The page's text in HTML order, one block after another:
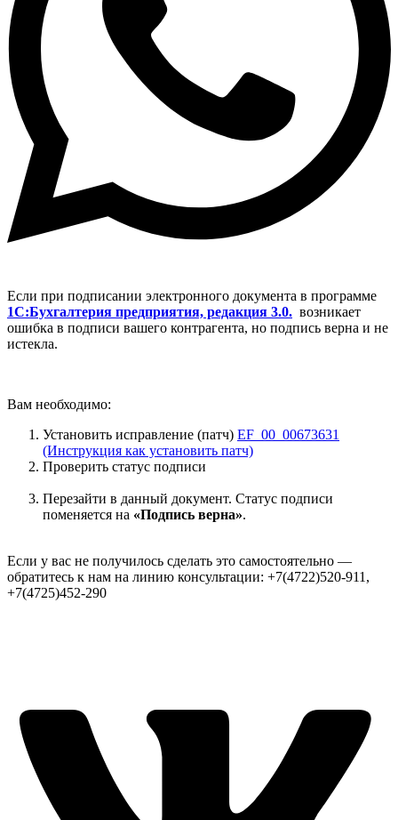
Если при подписании электронного документа в программе
1С:Бухгалтерия предприятия, редакция 3.0. возникает
ошибка в подписи вашего контрагента, но подпись верна и не
истекла.
Вам необходимо:
Установить исправление (патч) EF_00_00673631
(Инструкция как установить патч)
Проверить статус подписи
Перезайти в данный документ. Статус подписи
поменяется на «Подпись верна».
Если у вас не получилось сделать это самостоятельно —
обратитесь к нам на линию консультации: +7(4722)520-911,
+7(4725)452-290